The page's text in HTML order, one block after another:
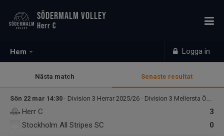
Hem Logga in
SÖDERMALM VOLLEY
Herr C
Nästa match Senaste resultat
Sön 22 mar 14:30 - Division 3 Herrar 2025/26 - Division 3 Mellersta Östra Herrar
3
Herr C
0
Stockholm All Stripes SC